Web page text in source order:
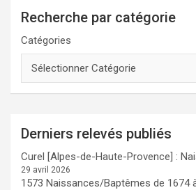
Recherche par catégorie
Catégories
Derniers relevés publiés
Curel [Alpes-de-Haute-Provence] :
29 avril 2026
1573 Naissances/Baptêmes de 1674